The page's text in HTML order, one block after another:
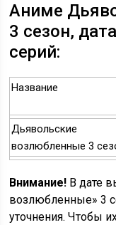
Аниме
3 сезон,
серий:
Название
Дьявольские
возлюбленные 3
Внимание! В дате
возлюбленные» 3
уточнения. Чтобы